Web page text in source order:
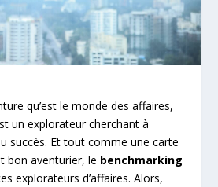
qu’est le monde des affaires,
un explorateur cherchant à
succès. Et tout comme une carte
bon aventurier, le benchmarking
explorateurs d’affaires. Alors,